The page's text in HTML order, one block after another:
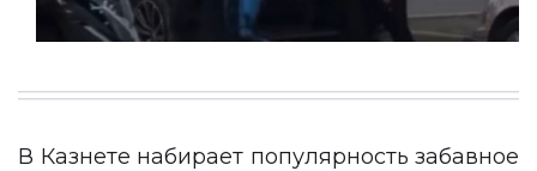
В Казнете набирает популярность забавное